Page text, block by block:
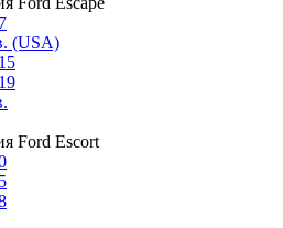
(USA)
Ford Escort